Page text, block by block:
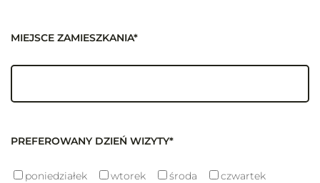
MIEJSCE ZAMIESZKANIA*
PREFEROWANY DZIEŃ WIZYTY*
poniedziałek wtorek środa
czwartek